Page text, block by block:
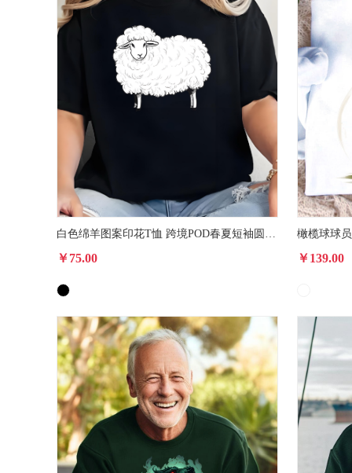
白色绵羊图案印花T恤 跨境POD春夏短袖圆领休闲上衣 男女款
￥75.00 ￥139.00